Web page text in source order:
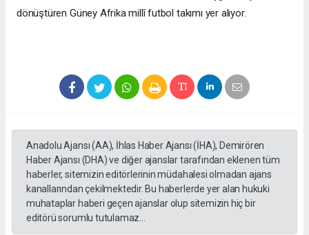
dönüştüren Güney Afrika millî futbol takımı yer alıyor.
Anadolu Ajansı (AA), İhlas Haber Ajansı (İHA), Demirören
Haber Ajansı (DHA) ve diğer ajanslar tarafından eklenen tüm
haberler, sitemizin editörlerinin müdahalesi olmadan ajans
kanallarından çekilmektedir. Bu haberlerde yer alan hukuki
muhataplar haberi geçen ajanslar olup sitemizin hiç bir
editörü sorumlu tutulamaz...